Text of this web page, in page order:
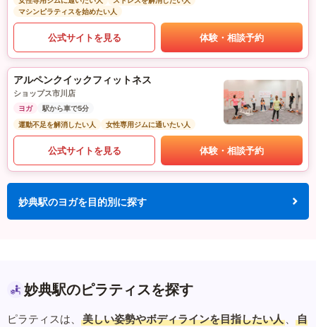
マシンピラティスを始めたい人
公式サイトを見る 体験・相談予約
アルペンクイックフィットネス
ショップス市川店
ヨガ
駅から車で5分
運動不足を解消したい人
女性専用ジムに通いたい人
公式サイトを見る 体験・相談予約
妙典駅のヨガを目的別に探す
妙典駅のピラティスを探す
ピラティスは、 美しい姿勢やボディラインを目指したい人 、
自